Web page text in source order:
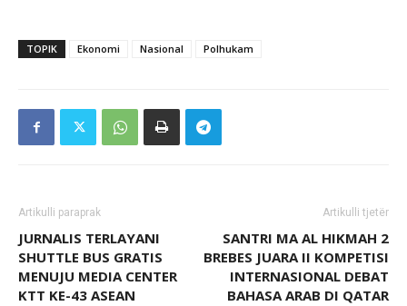
TOPIK Ekonomi Nasional Polhukam
Artikulli paraprak
JURNALIS TERLAYANI
SHUTTLE BUS GRATIS
MENUJU MEDIA CENTER
KTT KE-43 ASEAN
Artikulli tjetër
SANTRI MA AL HIKMAH 2
BREBES JUARA II KOMPETISI
INTERNASIONAL DEBAT
BAHASA ARAB DI QATAR